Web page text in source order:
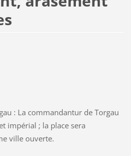
: La commandantur de Torgau
impérial ; la place sera
ville ouverte.